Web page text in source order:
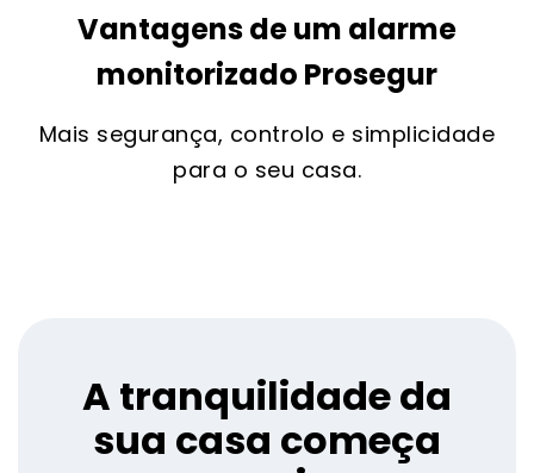
Vantagens de um alarme
monitorizado Prosegur
Mais segurança, controlo e simplicidade
para o seu casa.
A tranquilidade da
sua casa começa